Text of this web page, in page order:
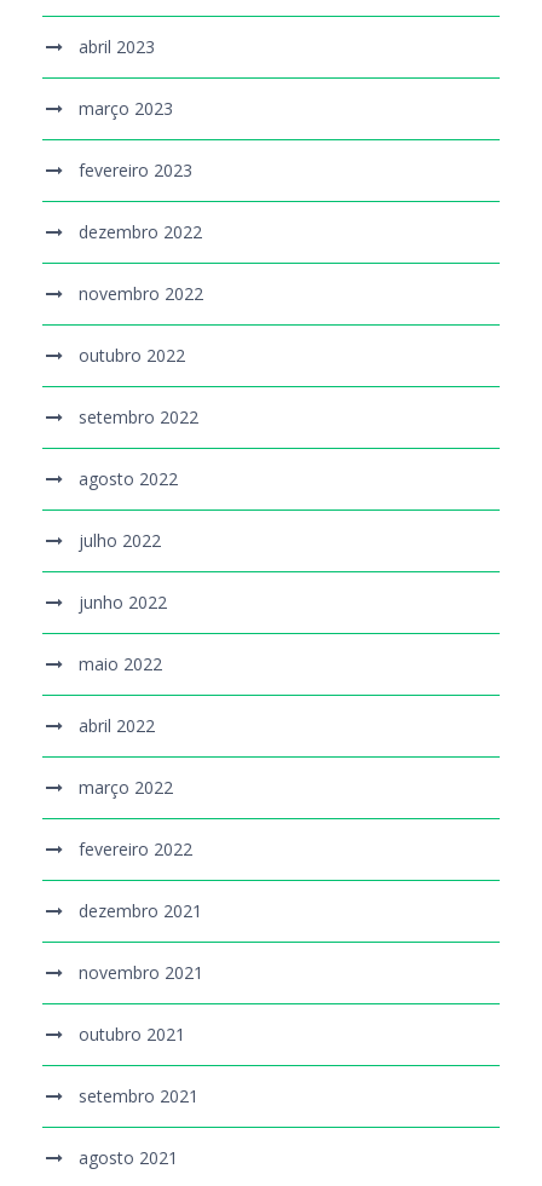
abril 2023
março 2023
fevereiro 2023
dezembro 2022
novembro 2022
outubro 2022
setembro 2022
agosto 2022
julho 2022
junho 2022
maio 2022
abril 2022
março 2022
fevereiro 2022
dezembro 2021
novembro 2021
outubro 2021
setembro 2021
agosto 2021